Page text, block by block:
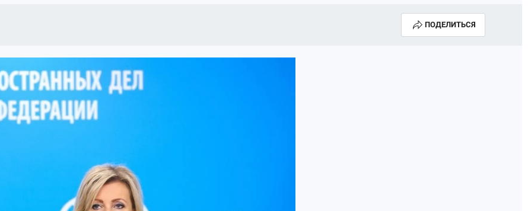
ПОДЕЛИТЬСЯ